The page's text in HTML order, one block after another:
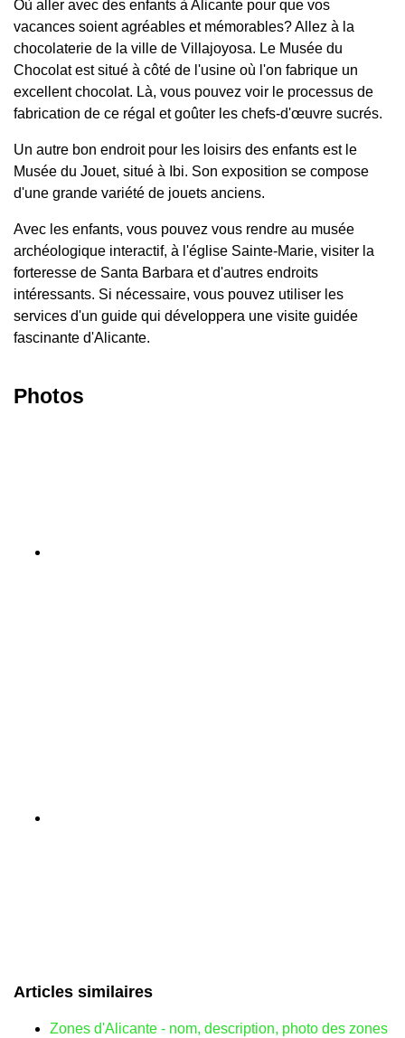
Où aller avec des enfants à Alicante pour que vos
vacances soient agréables et mémorables? Allez à la
chocolaterie de la ville de Villajoyosa. Le Musée du
Chocolat est situé à côté de l'usine où l'on fabrique un
excellent chocolat. Là, vous pouvez voir le processus de
fabrication de ce régal et goûter les chefs-d'œuvre sucrés.
Un autre bon endroit pour les loisirs des enfants est le
Musée du Jouet, situé à Ibi. Son exposition se compose
d'une grande variété de jouets anciens.
Avec les enfants, vous pouvez vous rendre au musée
archéologique interactif, à l'église Sainte-Marie, visiter la
forteresse de Santa Barbara et d'autres endroits
intéressants. Si nécessaire, vous pouvez utiliser les
services d'un guide qui développera une visite guidée
fascinante d'Alicante.
Photos
Articles similaires
Zones d'Alicante - nom, description, photo des zones